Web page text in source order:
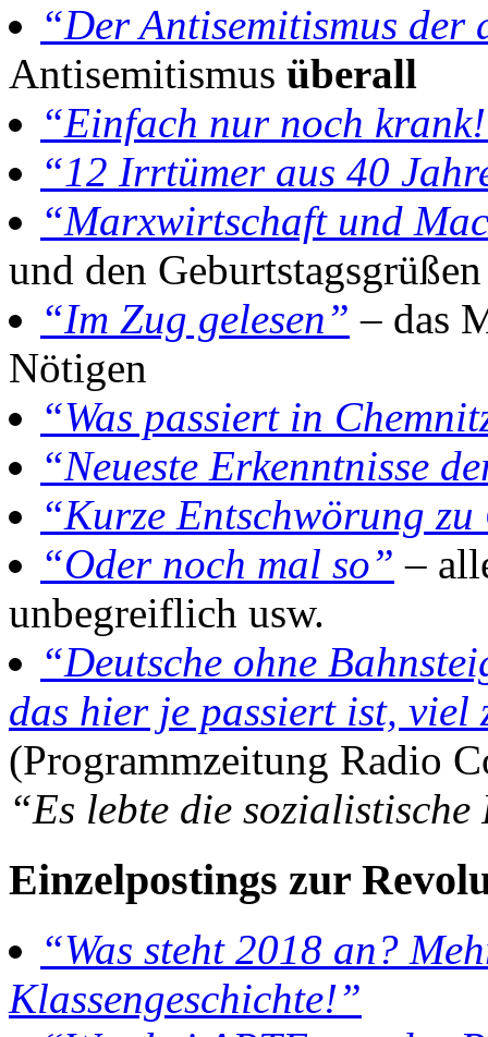
“Der Antisemitismus der
Antisemitismus überall
“Einfach nur noch
“12 Irrtümer aus 40
“Marxwirtschaft und
und den Geburtstagsgrüßen
“Im Zug gelesen” – das
Nötigen
“Was passiert in
“Neueste Erkenntnisse
“Kurze Entschwörung
“Oder noch mal so” –
unbegreiflich usw.
“Deutsche ohne
das hier je passiert ist, viel
(Programmzeitung Radio
“Es lebte die
Einzelpostings zur
“Was steht 2018 an?
Klassengeschichte!”